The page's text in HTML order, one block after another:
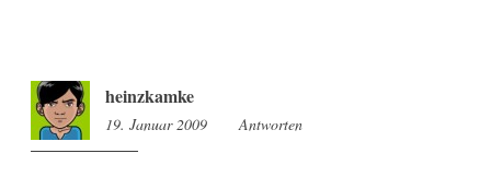
heinzkamke
19. Januar 2009 15:50
Antworten